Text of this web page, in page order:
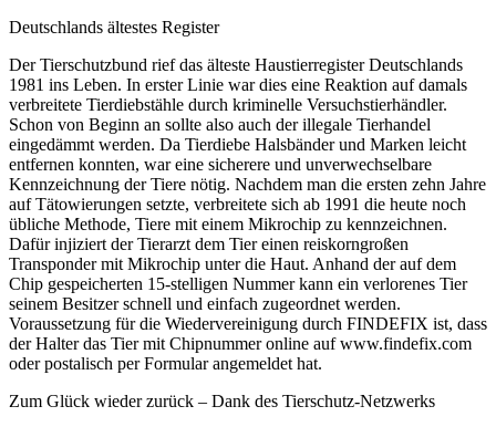
Deutschlands ältestes Register
Der Tierschutzbund rief das älteste Haustierregister Deutschlands
1981 ins Leben. In erster Linie war dies eine Reaktion auf damals
verbreitete Tierdiebstähle durch kriminelle Versuchstierhändler.
Schon von Beginn an sollte also auch der illegale Tierhandel
eingedämmt werden. Da Tierdiebe Halsbänder und Marken leicht
entfernen konnten, war eine sicherere und unverwechselbare
Kennzeichnung der Tiere nötig. Nachdem man die ersten zehn Jahre
auf Tätowierungen setzte, verbreitete sich ab 1991 die heute noch
übliche Methode, Tiere mit einem Mikrochip zu kennzeichnen.
Dafür injiziert der Tierarzt dem Tier einen reiskorngroßen
Transponder mit Mikrochip unter die Haut. Anhand der auf dem
Chip gespeicherten 15-stelligen Nummer kann ein verlorenes Tier
seinem Besitzer schnell und einfach zugeordnet werden.
Voraussetzung für die Wiedervereinigung durch FINDEFIX ist, dass
der Halter das Tier mit Chipnummer online auf www.findefix.com
oder postalisch per Formular angemeldet hat.
Zum Glück wieder zurück – Dank des Tierschutz-Netzwerks